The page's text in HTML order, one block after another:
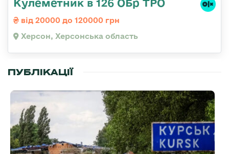
Кулеметник в 126 ОБр ТРО
від 20000 до 120000 грн
Херсон, Херсонська область
ПУБЛІКАЦІЇ